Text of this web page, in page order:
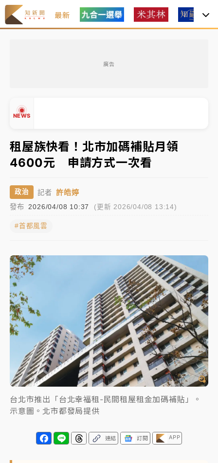
最新
廣告
NEWS
中信慈善基金會想增加董事人數！辜仲諒向法院聲請遭
駁 理由曝光
故宮《龍藏經》特展第2檔！今線上預約開賣一度塞車
周六起展出延長至晚上7時
父親節泡湯了！中颱白海豚雨彈轟3天 「紅到發紫」降
雨熱區曝
暑假過三周才推「E宿新北打卡趣」！抽獎程序複雜 觀
旅局回應了
中信慈善基金會想增加董事人數！辜仲諒向法院聲請遭
駁 理由曝光
故宮《龍藏經》特展第2檔！今線上預約開賣一度塞車
周六起展出延長至晚上7時
台東農業處長涉圖利渡假村！東檢抗告成功 今重開羈
押庭
父親節泡湯了！中颱白海豚雨彈轟3天 「紅到發紫」降
雨熱區曝
租屋族快看！北市加碼補貼月領
4600元 申請方式一次看
政治 記者 許皓婷
發布 2026/04/08 10:37 (更新 2026/04/08 13:14)
#首都風雲
台北市推出「台北幸福租-民間租屋租金加碼補貼」。
示意圖。北市都發局提供
連結 訂閱 APP